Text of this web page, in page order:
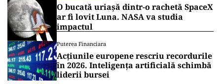
O bucată uriașă dintr-o rachetă SpaceX
ar fi lovit Luna. NASA va studia
impactul
Puterea Financiara
Acțiunile europene rescriu recordurile
în 2026. Inteligența artificială schimbă
liderii bursei